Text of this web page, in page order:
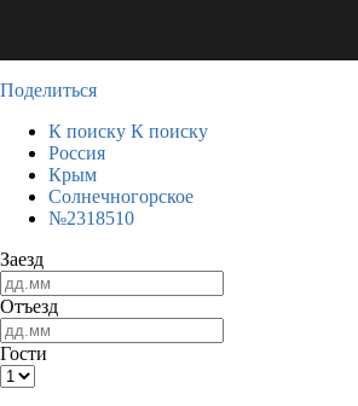
Поделиться
К поиску К поиску
Россия
Крым
Солнечногорское
№2318510
Заезд
Отъезд
Гости